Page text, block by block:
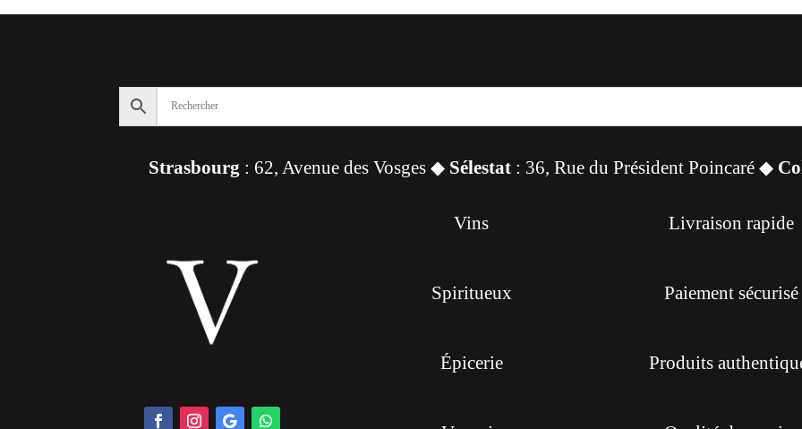
Strasbourg : 62, Avenue des Vosges ◆ Sélestat : 36, Rue du Président Poincaré ◆
Vins
Spiritueux
Épicerie
Livraison rapide
Paiement sécurisé
Produits